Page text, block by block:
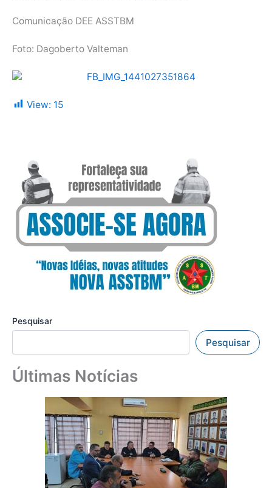
Comunicação DEE ASSTBM
Foto: Dagoberto Valteman
View: 15
Pesquisar
Pesquisar
Últimas Notícias